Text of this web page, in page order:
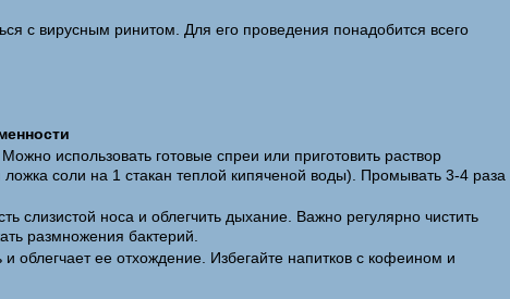
с вирусным ринитом. Для его проведения понадобится всего
использовать готовые спреи или приготовить раствор
соли на 1 стакан теплой кипяченой воды). Промывать 3-4 раза
слизистой носа и облегчить дыхание. Важно регулярно чистить
размножения бактерий.
и облегчает ее отхождение. Избегайте напитков с кофеином и